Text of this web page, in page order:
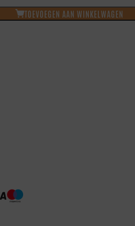
TOEVOEGEN AAN WINKELWAGEN